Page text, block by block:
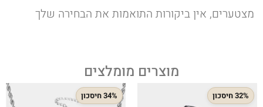
מצטערים, אין ביקורות התואמות את הבחירה שלך
מוצרים מומלצים
32% חיסכון 34% חיסכון